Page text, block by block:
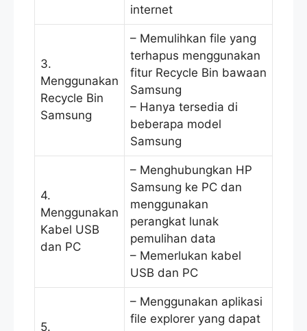
internet
3.
Menggunakan
Recycle Bin
Samsung
– Memulihkan file yang
terhapus menggunakan
fitur Recycle Bin bawaan
Samsung
– Hanya tersedia di
beberapa model
Samsung
4.
Menggunakan
Kabel USB
dan PC
– Menghubungkan HP
Samsung ke PC dan
menggunakan
perangkat lunak
pemulihan data
– Memerlukan kabel
USB dan PC
5.
– Menggunakan aplikasi
file explorer yang dapat